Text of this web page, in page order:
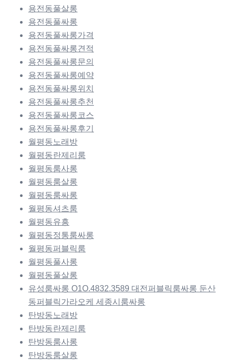
용전동풀살롱
용전동풀싸롱
용전동풀싸롱가격
용전동풀싸롱견적
용전동풀싸롱문의
용전동풀싸롱예약
용전동풀싸롱위치
용전동풀싸롱추천
용전동풀싸롱코스
용전동풀싸롱후기
월평동노래방
월평동란제리룸
월평동룸사롱
월평동룸살롱
월평동룸싸롱
월평동셔츠룸
월평동유흥
월평동정통룸싸롱
월평동퍼블릭룸
월평동풀사롱
월평동풀살롱
유성룸싸롱 O1O.4832.3589 대전퍼블릭룸싸롱 둔산
동퍼블릭가라오케 세종시룸싸롱
탄방동노래방
탄방동란제리룸
탄방동룸사롱
탄방동룸살롱